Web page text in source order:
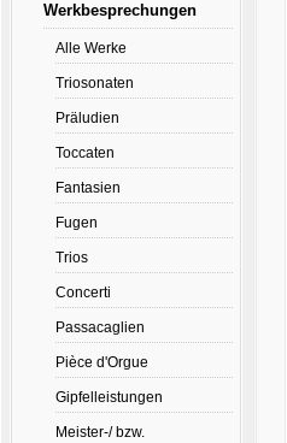
Werkbesprechungen
Alle Werke
Triosonaten
Präludien
Toccaten
Fantasien
Fugen
Trios
Concerti
Passacaglien
Pièce d'Orgue
Gipfelleistungen
Meister-/ bzw.